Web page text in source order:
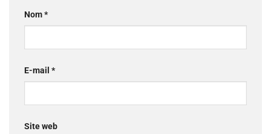
Nom*
E-mail *
Site web